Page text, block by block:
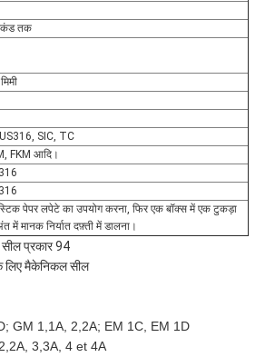
तक
SIC, TC
FKM आदि।
पेपर लपेटे का उपयोग करना, फिर एक बॉक्स में एक टुकड़ा
में मानक निर्यात दफ़्ती में डालना।
प्रकार 94
लिए मैकेनिकल सील
GM 1,1A, 2,2A; EM 1C, EM 1D
3,3A, 4 et 4A